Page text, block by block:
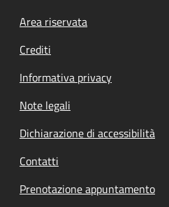
Footer menu
Area riservata
Crediti
Informativa privacy
Note legali
Dichiarazione di accessibilità
Contatti
Prenotazione appuntamento